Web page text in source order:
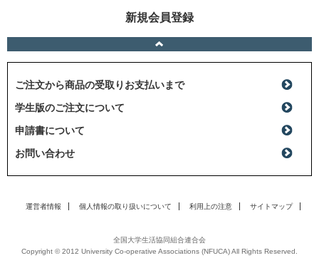
新規会員登録
ご注文から商品の受取りお支払いまで
学生版のご注文について
申請書について
お問い合わせ
運営者情報 個人情報の取り扱いについて 利用上の注意 サイトマップ
全国大学生活協同組合連合会
Copyright © 2012 University Co-operative Associations (NFUCA) All Rights Reserved.